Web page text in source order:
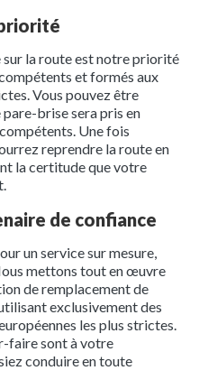
sur la route est notre priorité
et formés aux
Vous pouvez être
brise sera pris en
Une fois
reprendre la route en
la certitude que votre
de confiance
un service sur mesure,
mettons tout en œuvre
de remplacement de
exclusivement des
les plus strictes.
faire sont à votre
conduire en toute